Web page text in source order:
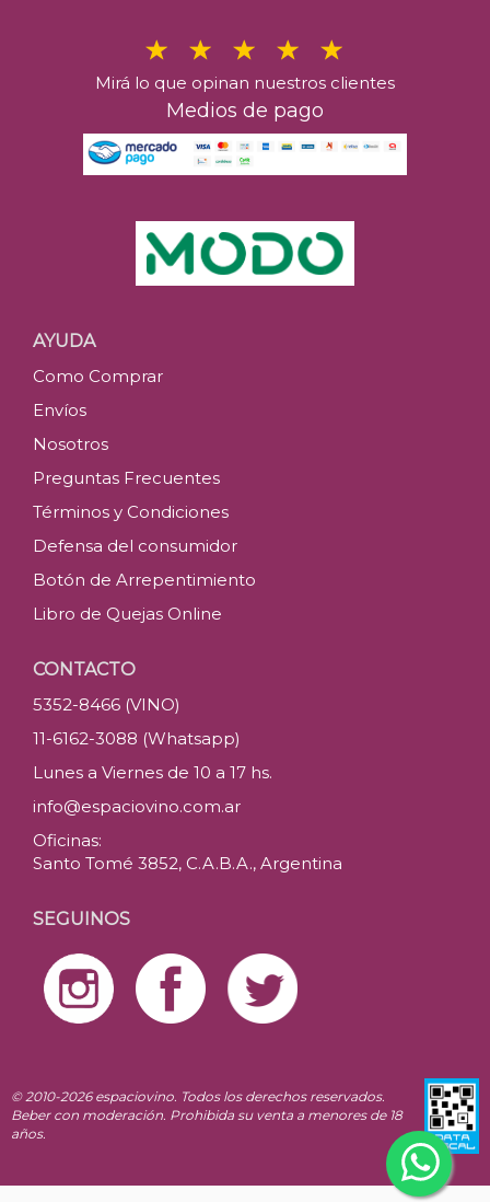
Mirá lo que opinan nuestros clientes
Medios de pago
AYUDA
Como Comprar
Envíos
Nosotros
Preguntas Frecuentes
Términos y Condiciones
Defensa del consumidor
Botón de Arrepentimiento
Libro de Quejas Online
CONTACTO
5352-8466 (VINO)
11-6162-3088 (Whatsapp)
Lunes a Viernes de 10 a 17 hs.
info@espaciovino.com.ar
Oficinas:
Santo Tomé 3852, C.A.B.A., Argentina
SEGUINOS
© 2010-2026 espaciovino. Todos los derechos reservados.
Beber con moderación. Prohibida su venta a menores de 18
años.